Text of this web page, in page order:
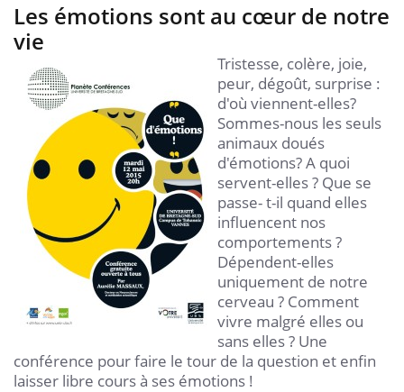
Les émotions sont au cœur de notre
vie
Tristesse, colère, joie,
peur, dégoût, surprise :
d'où viennent-elles?
Sommes-nous les seuls
animaux doués
d'émotions? A quoi
servent-elles ? Que se
passe- t-il quand elles
influencent nos
comportements ?
Dépendent-elles
uniquement de notre
cerveau ? Comment
vivre malgré elles ou
sans elles ? Une
conférence pour faire le tour de la question et enfin
laisser libre cours à ses émotions !